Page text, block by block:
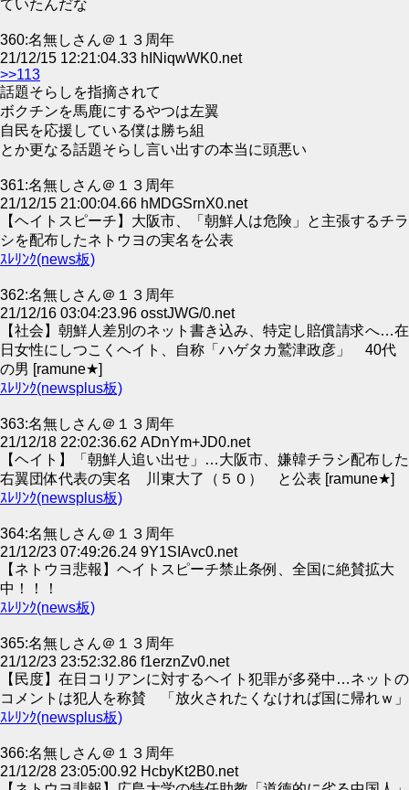
ていたんだな
360:名無しさん＠１３周年
21/12/15 12:21:04.33 hINiqwWK0.net
>>113
話題そらしを指摘されて
ボクチンを馬鹿にするやつは左翼
自民を応援している僕は勝ち組
とか更なる話題そらし言い出すの本当に頭悪い
361:名無しさん＠１３周年
21/12/15 21:00:04.66 hMDGSrnX0.net
【ヘイトスピーチ】大阪市、「朝鮮人は危険」と主張するチラ
シを配布したネトウヨの実名を公表
ｽﾚﾘﾝｸ(news板)
362:名無しさん＠１３周年
21/12/16 03:04:23.96 osstJWG/0.net
【社会】朝鮮人差別のネット書き込み、特定し賠償請求へ…在
日女性にしつこくヘイト、自称「ハゲタカ鷲津政彦」 40代
の男 [ramune★]
ｽﾚﾘﾝｸ(newsplus板)
363:名無しさん＠１３周年
21/12/18 22:02:36.62 ADnYm+JD0.net
【ヘイト】「朝鮮人追い出せ」…大阪市、嫌韓チラシ配布した
右翼団体代表の実名 川東大了（５０） と公表 [ramune★]
ｽﾚﾘﾝｸ(newsplus板)
364:名無しさん＠１３周年
21/12/23 07:49:26.24 9Y1SIAvc0.net
【ネトウヨ悲報】ヘイトスピーチ禁止条例、全国に絶賛拡大
中！！！
ｽﾚﾘﾝｸ(news板)
365:名無しさん＠１３周年
21/12/23 23:52:32.86 f1erznZv0.net
【民度】在日コリアンに対するヘイト犯罪が多発中…ネットの
コメントは犯人を称賛 「放火されたくなければ国に帰れｗ」
ｽﾚﾘﾝｸ(newsplus板)
366:名無しさん＠１３周年
21/12/28 23:05:00.92 HcbyKt2B0.net